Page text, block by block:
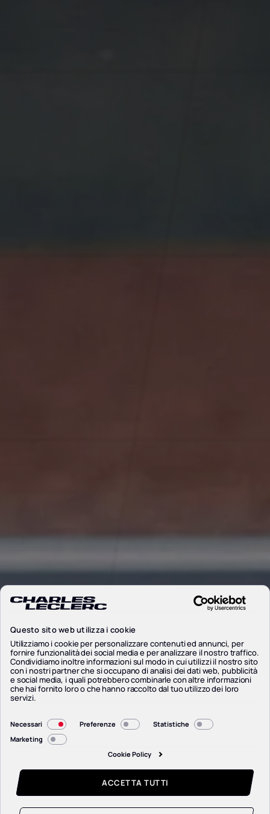
Questo sito web utilizza i cookie
Utilizziamo i cookie per personalizzare contenuti ed annunci, per
fornire funzionalità dei social media e per analizzare il nostro traffico.
Condividiamo inoltre informazioni sul modo in cui utilizzi il nostro sito
con i nostri partner che si occupano di analisi dei dati web, pubblicità
e social media, i quali potrebbero combinarle con altre informazioni
che hai fornito loro o che hanno raccolto dal tuo utilizzo dei loro
servizi.
Selezione
del
Necessari Preferenze
Statistiche
Marketing
Cookie Policy
ACCETTA TUTTI